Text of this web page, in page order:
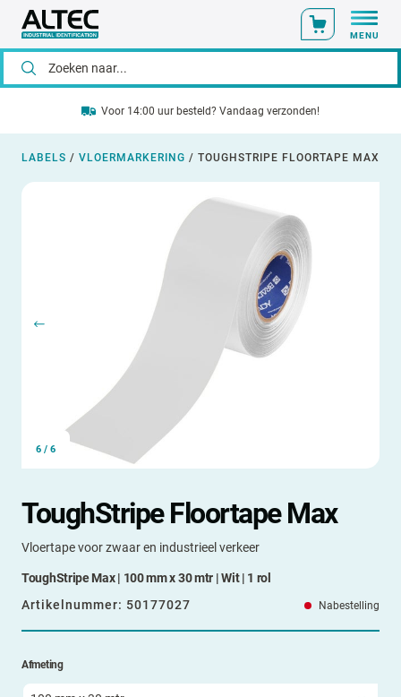
MENU
Voor 14:00 uur besteld? Vandaag verzonden!
LABELS / VLOERMARKERING / TOUGHSTRIPE FLOORTAPE MAX
6 / 6
ToughStripe Floortape Max
Vloertape voor zwaar en industrieel verkeer
ToughStripe Max | 100 mm x 30 mtr | Wit | 1 rol
Artikelnummer: 50177027 Nabestelling
Afmeting